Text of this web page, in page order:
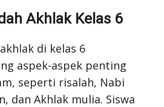
Akhlak Kelas 6
di kelas 6
aspek-aspek penting
seperti risalah, Nabi
dan Akhlak mulia. Siswa